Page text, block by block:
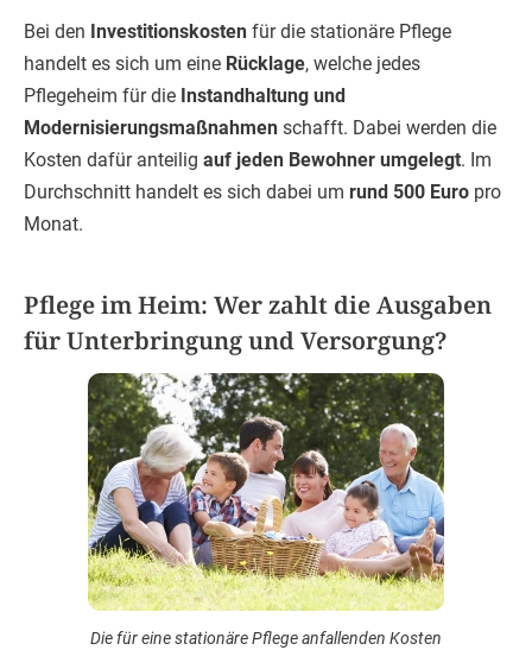
Bei den Investitionskosten für die stationäre Pflege
handelt es sich um eine Rücklage, welche jedes
Pflegeheim für die Instandhaltung und
Modernisierungsmaßnahmen schafft. Dabei werden die
Kosten dafür anteilig auf jeden Bewohner umgelegt. Im
Durchschnitt handelt es sich dabei um rund 500 Euro pro
Monat.
Pflege im Heim: Wer zahlt die Ausgaben
für Unterbringung und Versorgung?
Die für eine stationäre Pflege anfallenden Kosten